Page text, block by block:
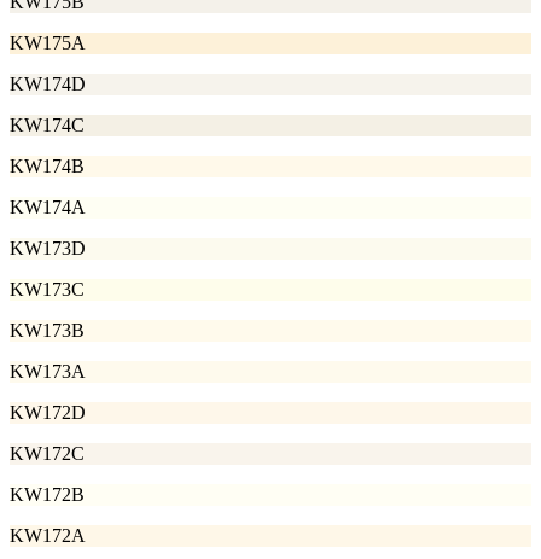
KW175A
KW174D
KW174C
KW174B
KW174A
KW173D
KW173C
KW173B
KW173A
KW172D
KW172C
KW172B
KW172A